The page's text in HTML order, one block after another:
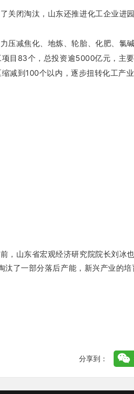
关闭淘汰，山东还推进化工企业进园
压减焦化、地炼、轮胎、化肥、氯
项目83个，总投资逾5000亿元，主
减到100个以内，逐步扭转化工产
，山东省宏观经济研究院院长刘冰
汰了一部分落后产能，新兴产业的
本文摘自微
分享到：